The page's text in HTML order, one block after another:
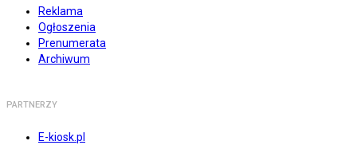
Reklama
Ogłoszenia
Prenumerata
Archiwum
PARTNERZY
E-kiosk.pl